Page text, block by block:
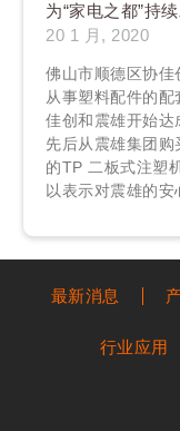
为“家电之都”持
20 1 月, 2020
佛山市顺德区协佳
从事塑料配件的
佳创和震雄开始达
先后从震雄集团
的TP 二板式注塑
以表示对震雄的安
最新消息
行业应用